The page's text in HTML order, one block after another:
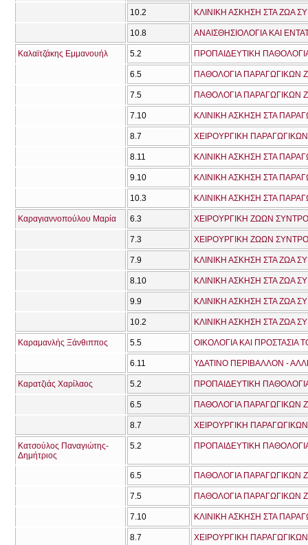
10.2 ΚΛΙΝΙΚΗ ΑΣΚΗΣΗ ΣΤΑ ΖΩΑ
10.8 ΑΝΑΙΣΘΗΣΙΟΛΟΓΙΑ ΚΑΙ
Καλαϊτζάκης Εμμανουήλ 5.2 ΠΡΟΠΑΙΔΕΥΤΙΚΗ
6.5 ΠΑΘΟΛΟΓΙΑ ΠΑΡΑΓΩΓΙΚΩΝ
7.5 ΠΑΘΟΛΟΓΙΑ ΠΑΡΑΓΩΓΙΚΩΝ
7.10 ΚΛΙΝΙΚΗ ΑΣΚΗΣΗ ΣΤΑ
8.7 ΧΕΙΡΟΥΡΓΙΚΗ
8.11 ΚΛΙΝΙΚΗ ΑΣΚΗΣΗ ΣΤΑ
9.10 ΚΛΙΝΙΚΗ ΑΣΚΗΣΗ ΣΤΑ
10.3 ΚΛΙΝΙΚΗ ΑΣΚΗΣΗ ΣΤΑ
Καραγιαννοπούλου Μαρία 6.3 ΧΕΙΡΟΥΡΓΙΚΗ ΖΩΩΝ
7.3 ΧΕΙΡΟΥΡΓΙΚΗ ΖΩΩΝ
7.9 ΚΛΙΝΙΚΗ ΑΣΚΗΣΗ ΣΤΑ ΖΩΑ
8.10 ΚΛΙΝΙΚΗ ΑΣΚΗΣΗ ΣΤΑ ΖΩΑ
9.9 ΚΛΙΝΙΚΗ ΑΣΚΗΣΗ ΣΤΑ ΖΩΑ
10.2 ΚΛΙΝΙΚΗ ΑΣΚΗΣΗ ΣΤΑ ΖΩΑ
Καραμανλής Ξάνθιππος 5.5 ΟΙΚΟΛΟΓΙΑ ΚΑΙ ΠΡΟΣΤΑΣΙΑ
6.11
Καρατζιάς Χαρίλαος 5.2 ΠΡΟΠΑΙΔΕΥΤΙΚΗ
6.5 ΠΑΘΟΛΟΓΙΑ ΠΑΡΑΓΩΓΙΚΩΝ
8.7 ΧΕΙΡΟΥΡΓΙΚΗ
Κατσούλος Παναγιώτης-
Δημήτριος
5.2 ΠΡΟΠΑΙΔΕΥΤΙΚΗ
6.5 ΠΑΘΟΛΟΓΙΑ ΠΑΡΑΓΩΓΙΚΩΝ
7.5 ΠΑΘΟΛΟΓΙΑ ΠΑΡΑΓΩΓΙΚΩΝ
7.10 ΚΛΙΝΙΚΗ ΑΣΚΗΣΗ ΣΤΑ
8.7 ΧΕΙΡΟΥΡΓΙΚΗ